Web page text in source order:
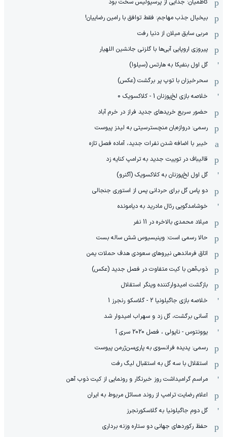
کاظمیان: جدایی از پرسپولیس سخت بود
بیخیال جذب مهاجم: فقط توافق با رامین رضاییان!
مربی سابق میلان از دنیا رفت
پیروزی اروپایی آبی‌ها با گلزنی جانشین اللهیار
گل اول بنفیکا به هارتس (سیلوا)
سحرخیزان با توپ پر برگشت (عکس)
خلاصه بازی لخ‌پوزنان 1 - کلاکسویک 0
حضور سریع خریدهای جدید فراز در خرم آباد
رسمی: دروازه‌بان منچسترسیتی به لیدز پیوست
خیبر با اضافه شدن نفرات جدید، آماده فصل تازه
قالیباف در توییت جدید به ترامپ کنایه زد
گل اول لخ‌پوزنان به کلاکسویک (آگنرو)
دو پاس گل برای حردانی پس از استوری جنجالی
خوشامدگویی رئال مادرید به دیامونده
میلاد محمدی بالاخره در 11 نفر
حالا رسمی است: وینیسیوس شش ساله بست
اتاق فرماندهی نیروهای سعودی هدف حملات یمن
ذوب‌آهن با کیت متفاوت در فصل جدید (عکس)
بازگشت امیدوارکننده وینگر استقلال
خلاصه بازی جاگیلونیا 2 - گلاسکو رنجرز 1
آسانی برگشت، گل زد و سهراب امیدوار شد
یوونتوس - ناپولی ، فصل 2020 سری آ
رسمی: پدیده فرانسوی به پاری‌سن‌ژرمن پیوست
استقلال با سه گل به استقبال لیگ رفت
مراسم گرامیداشت روز خبرنگار و رونمایی از کیت ذوب آهن
اعلام رضایت ترامپ از روند مسائل مربوط به ایران
گل دوم جاگیلونیا به گلاسکورنجرز
حفظ رکوردهای جهانی دو ستاره وزنه برداری